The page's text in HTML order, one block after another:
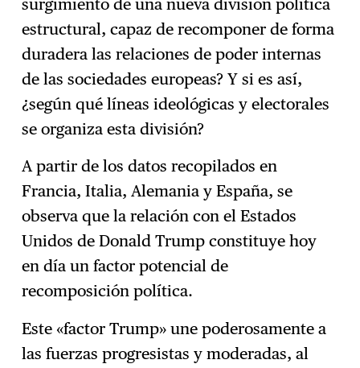
estructural, capaz de recomponer de forma
duradera las relaciones de poder internas
de las sociedades europeas? Y si es así,
¿según qué líneas ideológicas y electorales
se organiza esta división?
A partir de los datos recopilados en
Francia, Italia, Alemania y España, se
observa que la relación con el Estados
Unidos de Donald Trump constituye hoy
en día un factor potencial de
recomposición política.
Este «factor Trump» une poderosamente a
las fuerzas progresistas y moderadas, al